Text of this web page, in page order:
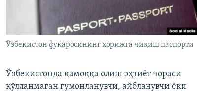
Ўзбекистон фуқаросининг хорижга чиқиш паспорти
Ўзбекистонда қамоққа олиш эҳтиёт чораси
қўлланмаган гумонланувчи, айбланувчи ёки